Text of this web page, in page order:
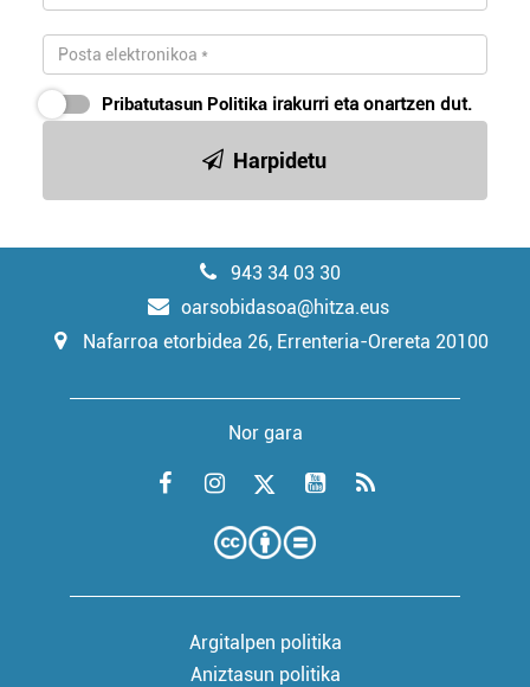
Pribatutasun Politika irakurri eta onartzen dut.
Harpidetu
943 34 03 30
oarsobidasoa@hitza.eus
Nafarroa etorbidea 26, Errenteria-Orereta 20100
Nor gara
Argitalpen politika
Aniztasun politika